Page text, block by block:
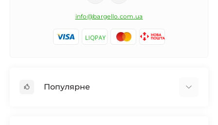
info@bargello.com.ua
Популярне